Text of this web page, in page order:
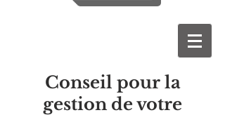
Conseil pour la
gestion de votre